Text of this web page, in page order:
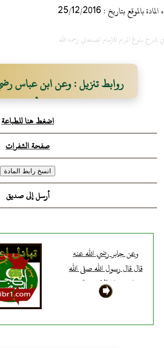
بتاريخ : 25/12/2016
بلوغ المرام للإمام الصنعاني رحمه الله
روابط تنزيل : وعن ابن عباس
قال "لا يخلون رجل بامرأة إلا
اضغط هنا للطباعة
صفحة الشفرات
أرسل إلى صديق
وعن جابر رضي الله عنه
قال قال رسول الله صلى الله
عليه وسلم "لا يبيتن" من
البيتوتة وهي بقاء الليل
يكون ناكحا أو ذا محرم"